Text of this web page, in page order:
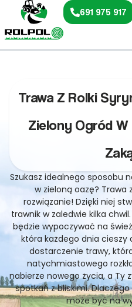
691 975 917
Trawa Z Rolki
Zielony Ogród W
Szukasz idealnego sposobu
w zieloną oazę? Trawa
rozwiązanie! Dzięki niej
trawnik w zaledwie kilka
będzie wypoczywać na
która każdego dnia cieszy
dostarczenie trawy,
natychmiastowego
nabierze nowego życia, a Ty
spotkań z bliskimi.
może być na